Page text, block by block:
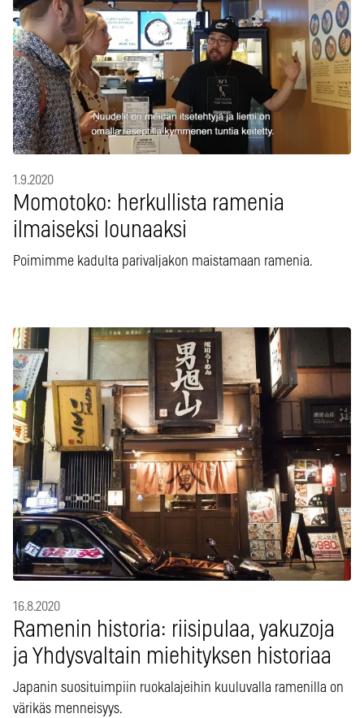
1.9.2020
Momotoko: herkullista ramenia
ilmaiseksi lounaaksi
Poimimme kadulta parivaljakon maistamaan ramenia.
16.8.2020
Ramenin historia: riisipulaa, yakuzoja
ja Yhdysvaltain miehityksen historiaa
Japanin suosituimpiin ruokalajeihin kuuluvalla ramenilla on
värikäs menneisyys.